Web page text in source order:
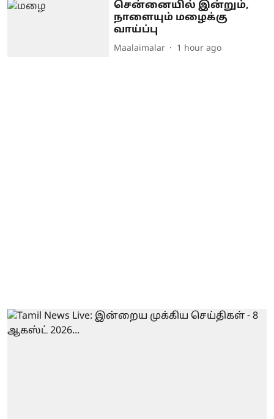
சென்னையில் இன்றும்,
நாளையும் மழைக்கு
வாய்ப்பு
Maalaimalar 1 hour ago